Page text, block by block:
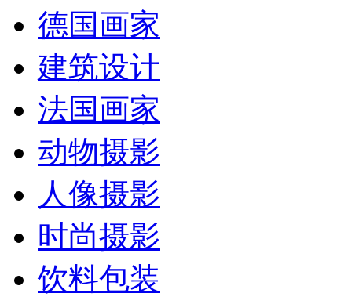
德国画家
建筑设计
法国画家
动物摄影
人像摄影
时尚摄影
饮料包装